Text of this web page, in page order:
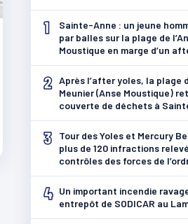
1
Sainte-Anne : un jeune
par balles sur la plage de
Moustique en marge d’un
2 Après l’after yoles, la plage
Meunier (Anse Moustique)
couverte de déchets à
3
Tour des Yoles et Mercury
plus de 120 infractions
contrôles des forces de
4 Un important incendie
entrepôt de SODICAR au